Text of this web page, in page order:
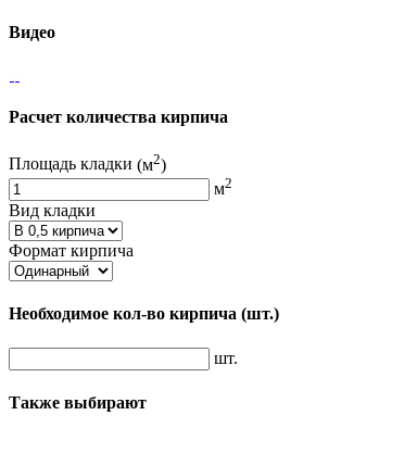
Видео
Расчет количества кирпича
Площадь кладки (м2)
м2
Вид кладки
Формат кирпича
Необходимое кол-во кирпича (шт.)
шт.
Также выбирают